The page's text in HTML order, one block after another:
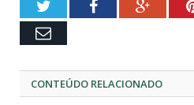
TwitterFacebook
Email
CONTEÚDO RELACIONADO